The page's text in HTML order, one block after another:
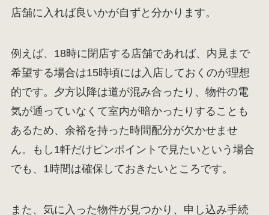
店舗に入れば良いかが自ずと分かります。
例えば、18時に閉店する店舗であれば、内見まで
希望する場合は15時頃には入店しておくのが理想
的です。夕方以降は道が混み合ったり、物件の電
気が通っていなくて室内が暗かったりすることも
あるため、余裕を持った時間配分が欠かせませ
ん。もし1軒だけピンポイントで見たいという場合
でも、1時間は確保しておきたいところです。
また、気に入った物件が見つかり、申し込み手続